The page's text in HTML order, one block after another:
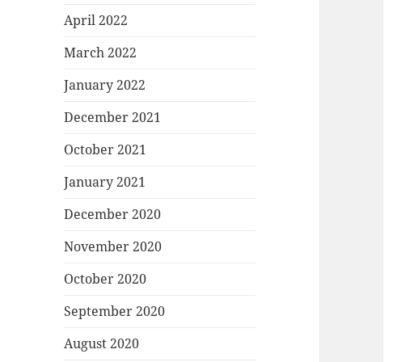
April 2022
March 2022
January 2022
December 2021
October 2021
January 2021
December 2020
November 2020
October 2020
September 2020
August 2020